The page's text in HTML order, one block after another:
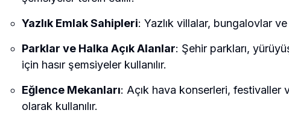
Yazlık Emlak Sahipleri: Yazlık villalar, bungalovlar
Parklar ve Halka Açık Alanlar: Şehir parkları,
için hasır şemsiyeler kullanılır.
Eğlence Mekanları: Açık hava konserleri,
olarak kullanılır.